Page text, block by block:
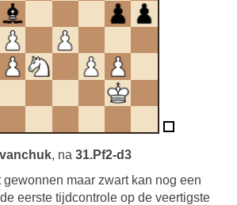
, na 31.Pf2-d3
gewonnen maar zwart kan nog een
eerste tijdcontrole op de veertigste